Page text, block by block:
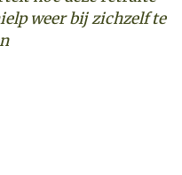
weer bij zichzelf te